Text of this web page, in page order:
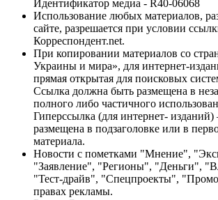
Идентификатор медиа - R40-06068
Использование любых материалов,
сайте, разрешается при условии
Корреспондент.net.
При копировании материалов со
Украины и мира», для интернет-
прямая открытая для поисковых
Ссылка должна быть размещена в
полного либо частичного
Гиперссылка (для интернет-
размещена в подзаголовке или в
материала.
Новости с пометками "Мнение",
"Заявление", "Регионы", "Деньги",
"Тест-драйв", "Спецпроекты",
правах рекламы.